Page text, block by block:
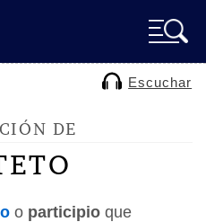
Escuchar
DE
o participio que